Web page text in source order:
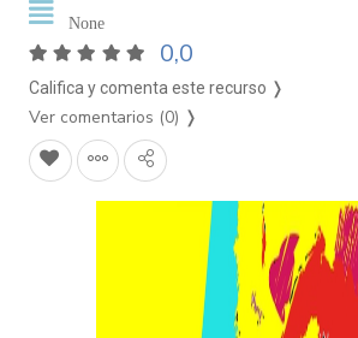
None
0,0
Califica y comenta este recurso ❭
Ver comentarios (0) ❭